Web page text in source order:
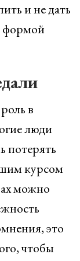
и не дать
формой
в
люди
потерять
курсом
можно
это
чтобы